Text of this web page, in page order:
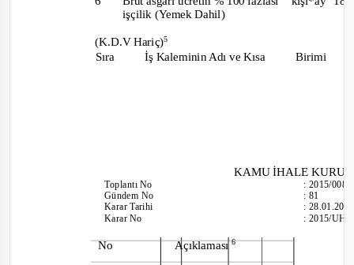
işçilik (Yemek Dahil)
(K.D.V Hariç)5
Sıra İş Kaleminin Adı ve Kısa Birimi
KAMU İHALE
Toplantı No
Gündem No
Karar Tarihi
Karar No
:2015/008
:81
:
:2015/
No Açıklaması6